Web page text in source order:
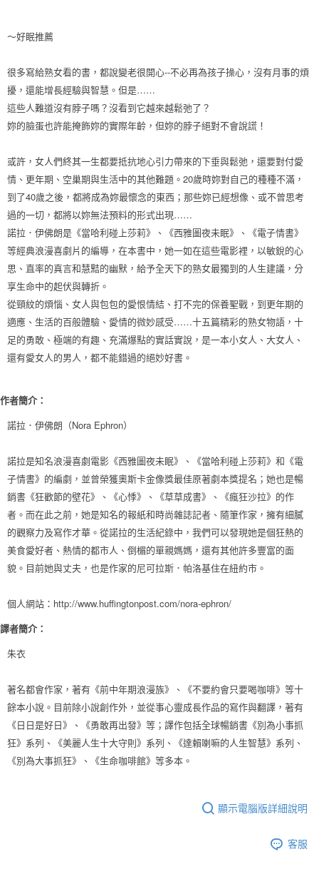
～好眠推薦
很多寫給熟女看的書，都說變老很開心--不必再為孩子操心，沒有月事的煩
擾，還能增長經驗與智慧。但是……
這些人難道沒有脖子嗎？沒看到它越來越鬆弛了？
妳的臉蛋也許能掩飾妳的實際年齡，但妳的脖子絕對不會說謊！
或許，女人們終其一生都要抵抗地心引力帶來的下垂與鬆弛，還要對付愛
情、更年期、空巢期與生活中的其他難題。20歲時妳對自己的種種不滿，
到了40歲之後，都將成為妳最懷念的東西；那些妳已經想像、或不曾思考
過的一切，都將以妳無法預料的形式出現……
諾拉．伊佛朗是《當哈利碰上莎莉》、《西雅圖夜未眠》、《電子情書》
等經典浪漫喜劇片的編導，在本書中，她一如在這些電影裡，以敏銳的心
思、直率的真言和慧黠的幽默，給予全天下的熟女最獨到的人生建議，分
享生命中的起伏與轉折。
從頸紋的煩惱、女人與包包的愛恨情結、打不完的保養聖戰，到更年期的
適應、生活的百般體驗、愛情的微妙感受……十五篇精彩的熟女物語，十
足的勇敢、極端的有趣、充滿爆點的實話實說，是一本小女人、大女人、
還有愛女人的男人，都不能錯過的絕妙好書。
作者簡介：
諾拉．伊佛朗（Nora Ephron）
諾拉是知名浪漫喜劇電影《西雅圖夜未眠》、《當哈利碰上莎莉》和《電
子情書》的編劇，並曾榮獲奧斯卡金像獎最佳原著劇本獎提名；她也是暢
銷書《狂歡節的壁花》、《心悸》、《草草成書》、《瘋狂沙拉》的作
者。而在此之前，她是知名的報紙和時尚雜誌記者、隨筆作家，擁有細膩
的觀察力及寫作才華。從諾拉的生活紀錄中，我們可以發現她是個狂熱的
美食愛好者、熱情的都市人、倒楣的單親媽媽，還有其他許多豐富的面
貌。目前她與丈夫，也是作家的尼可拉斯．帕洛基住在紐約市。
個人網站：http://www.huffingtonpost.com/nora-ephron/
譯者簡介：
朱衣
著名都會作家，著有《前中年期浪漫族》、《不要約會只要喝咖啡》等十
餘本小說。目前除小說創作外，並從事心靈成長作品的寫作與翻譯，著有
《日日是好日》、《勇敢再出發》等；譯作包括全球暢銷書《別為小事抓
狂》系列、《美麗人生十大守則》系列、《達賴喇嘛的人生智慧》系列、
《別為大事抓狂》、《生命咖啡館》等多本。
顯示電腦版詳細說明
客服